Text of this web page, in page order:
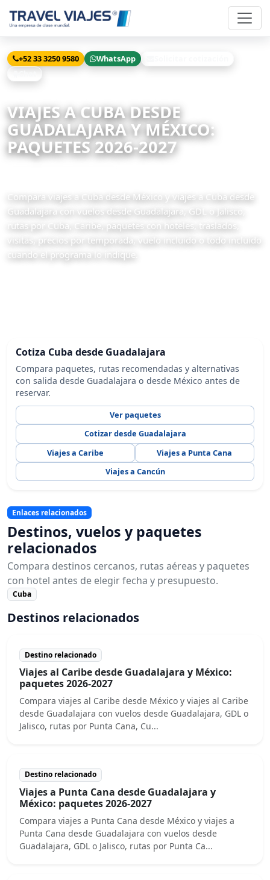
+52 33 3250 9580 WhatsApp
VIAJES A CUBA DESDE
GUADALAJARA Y MÉXICO:
PAQUETES 2026-2027
Compara viajes a Cuba desde México y viajes a Cuba desde
Guadalajara con vuelos desde Guadalajara, GDL o Jalisco,
rutas por Cuba, Caribe, paquetes con hoteles, traslados,
visitas, precios por temporada, vuelo incluido o todo incluido
cuando el programa lo indique.
Cotiza Cuba desde Guadalajara
Compara paquetes, rutas recomendadas y alternativas
con salida desde Guadalajara o desde México antes de
reservar.
Ver paquetes
Cotizar desde Guadalajara
Viajes a Caribe
Viajes a Punta Cana
Viajes a Cancún
Enlaces relacionados
Destinos, vuelos y paquetes
relacionados
Compara destinos cercanos, rutas aéreas y paquetes
con hotel antes de elegir fecha y presupuesto.
Cuba
Destinos relacionados
Destino relacionado
Viajes al Caribe desde Guadalajara y México:
paquetes 2026-2027
Compara viajes al Caribe desde México y viajes al Caribe
desde Guadalajara con vuelos desde Guadalajara, GDL o
Jalisco, rutas por Punta Cana, Cu...
Destino relacionado
Viajes a Punta Cana desde Guadalajara y
México: paquetes 2026-2027
Compara viajes a Punta Cana desde México y viajes a
Punta Cana desde Guadalajara con vuelos desde
Guadalajara, GDL o Jalisco, rutas por Punta Ca...